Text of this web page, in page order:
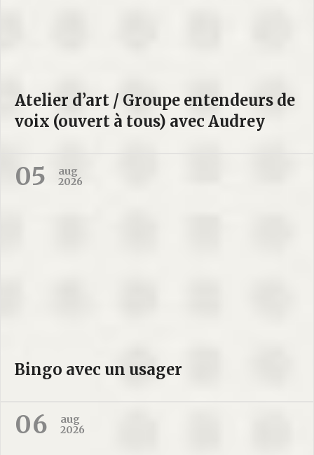
Atelier d’art / Groupe entendeurs de
voix (ouvert à tous) avec Audrey
05
aug
2026
Bingo avec un usager
06
aug
2026